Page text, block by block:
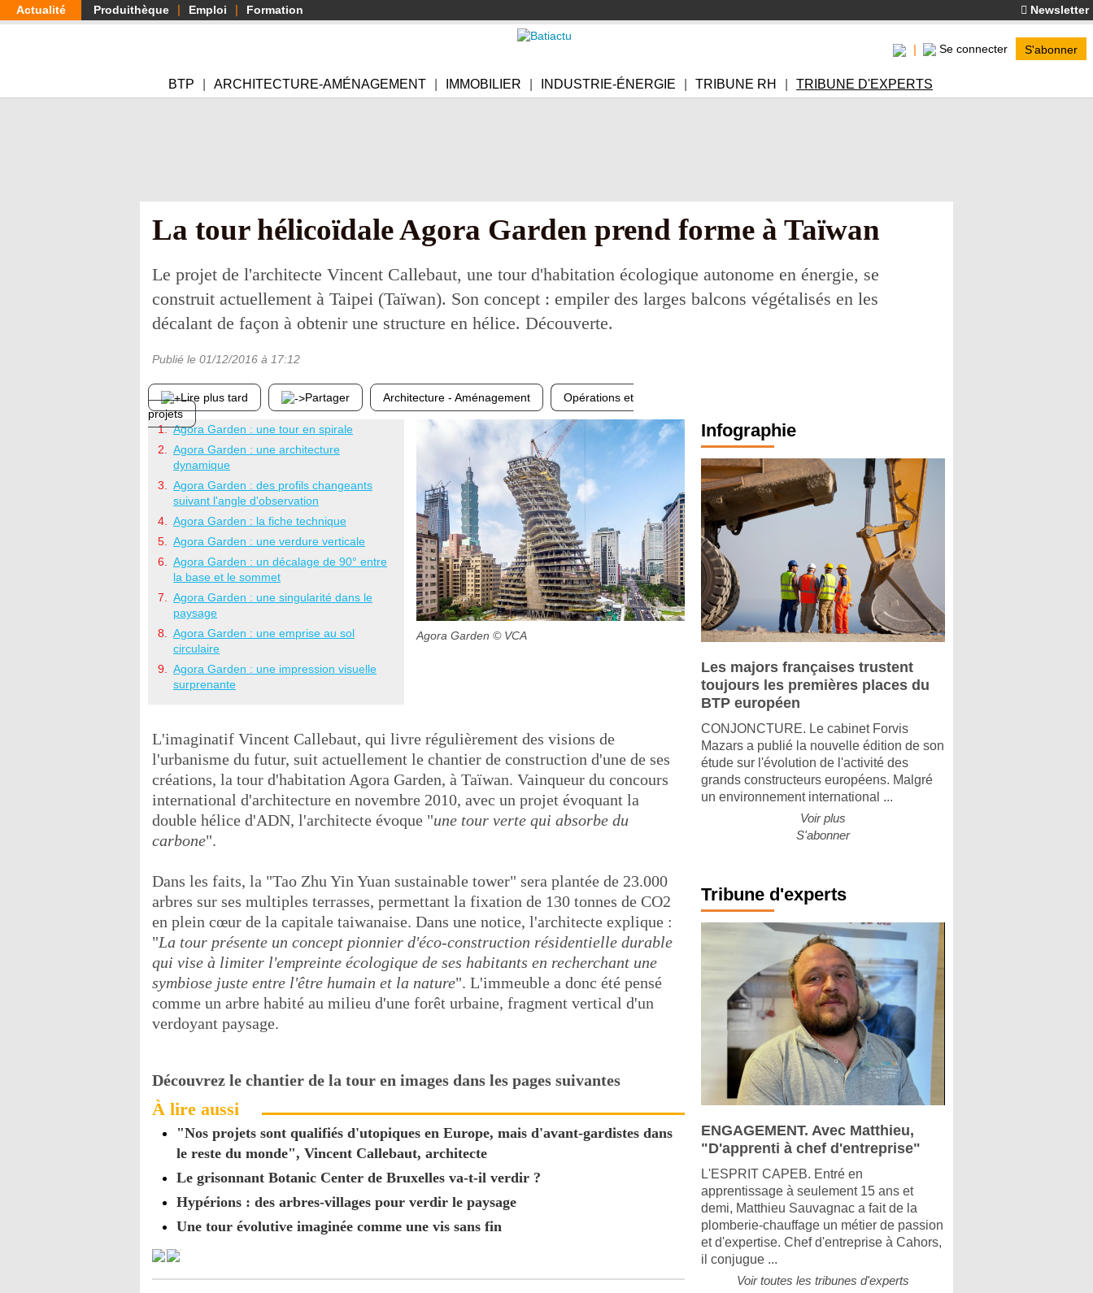
Aller
au
Actualité Produithèque Emploi Formation Newsletter
Se connecter S'abonner
BTP ARCHITECTURE-AMÉNAGEMENT IMMOBILIER INDUSTRIE-ÉNERGIE TRIBUNE RH TRIBUNE D'EXPERTS
La tour hélicoïdale Agora Garden prend forme à Taïwan
Le projet de l'architecte Vincent Callebaut, une tour d'habitation écologique autonome en énergie, se
construit actuellement à Taipei (Taïwan). Son concept : empiler des larges balcons végétalisés en les
décalant de façon à obtenir une structure en hélice. Découverte.
Publié le 01/12/2016 à 17:12
Lire plus tard Partager Architecture - Aménagement
Opérations et
projets
Agora Garden © VCA
Agora Garden : une tour en spirale
Agora Garden : une architecture
dynamique
Agora Garden : des profils changeants
suivant l'angle d'observation
Agora Garden : la fiche technique
Agora Garden : une verdure verticale
Agora Garden : un décalage de 90° entre
la base et le sommet
Agora Garden : une singularité dans le
paysage
Agora Garden : une emprise au sol
circulaire
Agora Garden : une impression visuelle
surprenante
L'imaginatif Vincent Callebaut, qui livre régulièrement des visions de
l'urbanisme du futur, suit actuellement le chantier de construction d'une de ses
créations, la tour d'habitation Agora Garden, à Taïwan. Vainqueur du concours
international d'architecture en novembre 2010, avec un projet évoquant la
double hélice d'ADN, l'architecte évoque "une tour verte qui absorbe du
carbone".
Dans les faits, la "Tao Zhu Yin Yuan sustainable tower" sera plantée de 23.000
arbres sur ses multiples terrasses, permettant la fixation de 130 tonnes de CO2
en plein cœur de la capitale taiwanaise. Dans une notice, l'architecte explique :
"La tour présente un concept pionnier d'éco-construction résidentielle durable
qui vise à limiter l'empreinte écologique de ses habitants en recherchant une
symbiose juste entre l'être humain et la nature". L'immeuble a donc été pensé
comme un arbre habité au milieu d'une forêt urbaine, fragment vertical d'un
verdoyant paysage.
Découvrez le chantier de la tour en images dans les pages suivantes
À lire aussi
"Nos projets sont qualifiés d'utopiques en Europe, mais d'avant-gardistes dans
le reste du monde", Vincent Callebaut, architecte
Le grisonnant Botanic Center de Bruxelles va-t-il verdir ?
Hypérions : des arbres-villages pour verdir le paysage
Une tour évolutive imaginée comme une vis sans fin
Infographie
Les majors françaises trustent
toujours les premières places du
BTP européen
CONJONCTURE. Le cabinet Forvis
Mazars a publié la nouvelle édition de son
étude sur l'évolution de l'activité des
grands constructeurs européens. Malgré
un environnement international ...
Voir plus
S'abonner
Tribune d'experts
ENGAGEMENT. Avec Matthieu,
"D'apprenti à chef d'entreprise"
L'ESPRIT CAPEB. Entré en
apprentissage à seulement 15 ans et
demi, Matthieu Sauvagnac a fait de la
plomberie-chauffage un métier de passion
et d'expertise. Chef d'entreprise à Cahors,
il conjugue ...
Voir toutes les tribunes d'experts